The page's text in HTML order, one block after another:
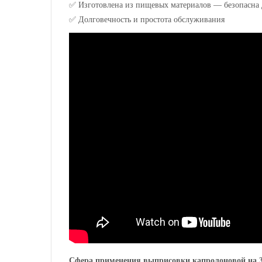
✅ Изготовлена из пищевых материалов — безопасна
✅ Долговечность и простота обслуживания